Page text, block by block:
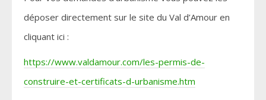
déposer directement sur le site du Val d’Amour en
cliquant ici :
https://www.valdamour.com/les-permis-de-
construire-et-certificats-d-urbanisme.htm